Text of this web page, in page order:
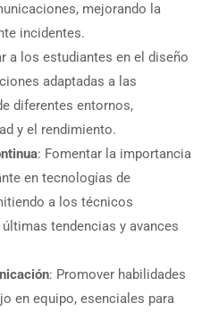
mejorando la
incidentes.
a los estudiantes en el diseño
adaptadas a las
diferentes entornos,
y el rendimiento.
: Fomentar la importancia
en tecnologías de
a los técnicos
tendencias y avances
: Promover habilidades
en equipo, esenciales para